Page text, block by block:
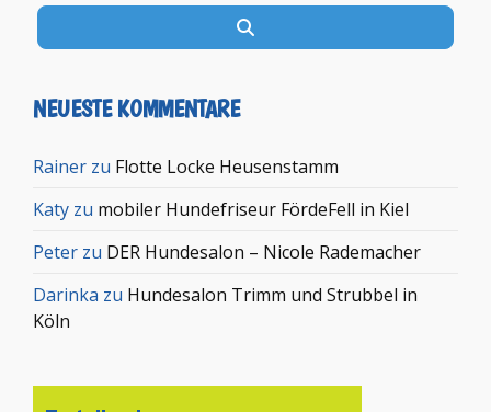
NEUESTE KOMMENTARE
Rainer zu Flotte Locke Heusenstamm
Katy zu mobiler Hundefriseur FördeFell in Kiel
Peter zu DER Hundesalon – Nicole Rademacher
Darinka zu Hundesalon Trimm und Strubbel in
Köln